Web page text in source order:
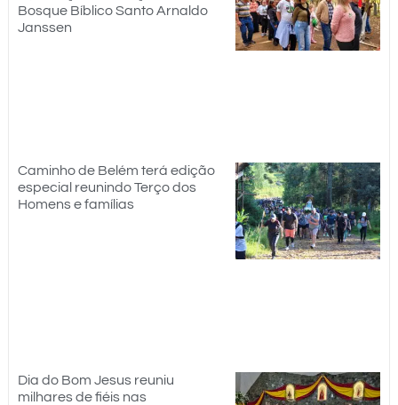
Bosque Bíblico Santo Arnaldo
Janssen
Caminho de Belém terá edição
especial reunindo Terço dos
Homens e famílias
Dia do Bom Jesus reuniu
milhares de fiéis nas